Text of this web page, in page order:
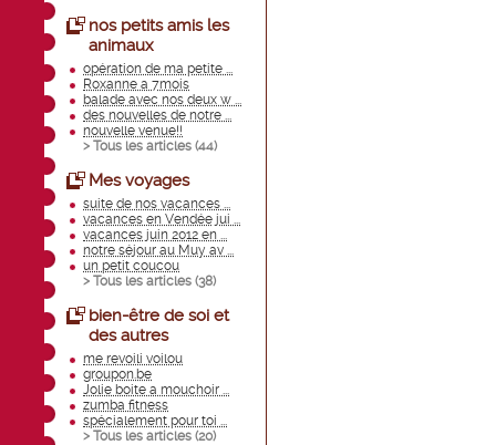
nos petits amis les
animaux
opération de ma petite ...
Roxanne a 7mois
balade avec nos deux w ...
des nouvelles de notre ...
nouvelle venue!!
> Tous les articles (44)
Mes voyages
suite de nos vacances ...
vacances en Vendée jui ...
vacances juin 2012 en ...
notre séjour au Muy av ...
un petit coucou
> Tous les articles (38)
bien-être de soi et
des autres
me revoili voilou
groupon.be
Jolie boite a mouchoir ...
zumba fitness
spécialement pour toi ...
> Tous les articles (20)